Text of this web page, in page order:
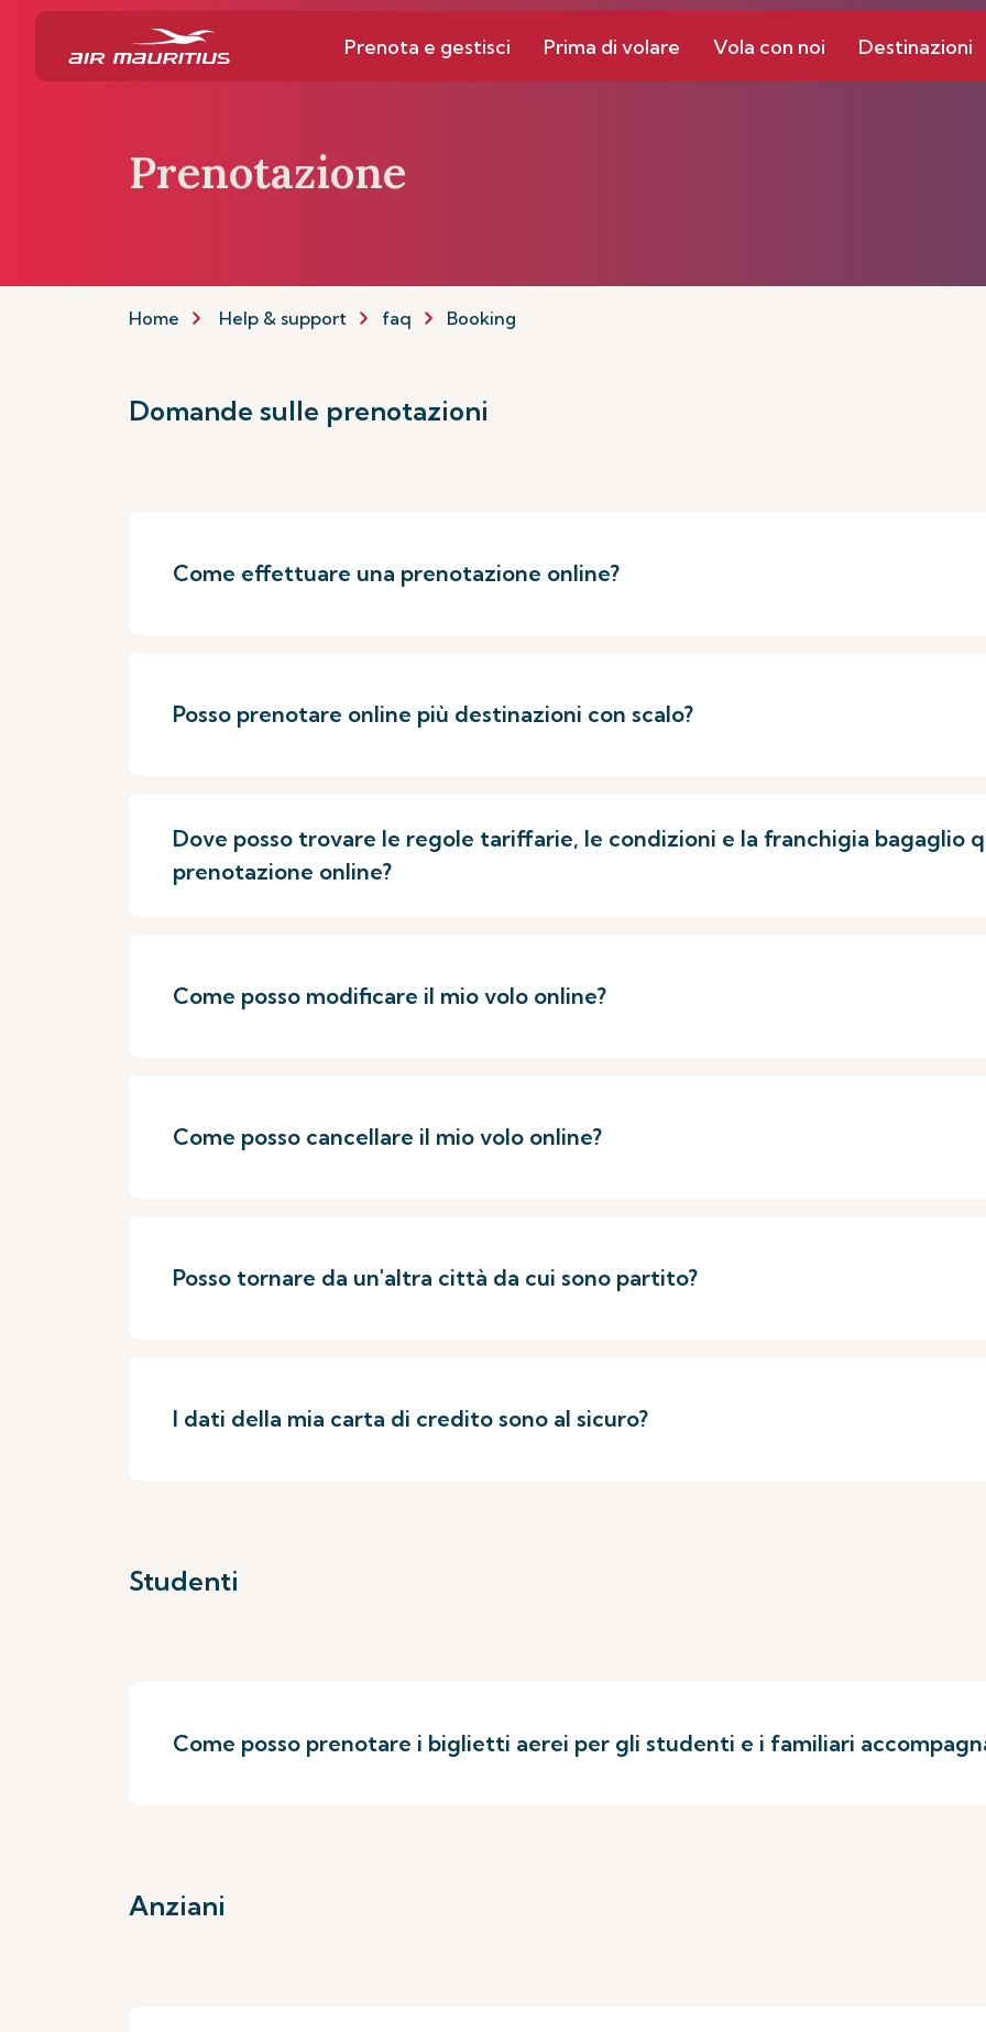
Prenota e gestisci Prima di volare Vola con noi Destinazioni
Prenotazione
Home Help & support faq Booking
Domande sulle prenotazioni
Come effettuare una prenotazione online?
Posso prenotare online più destinazioni con scalo?
Dove posso trovare le regole tariffarie, le condizioni e la franchigia bagaglio
prenotazione online?
Come posso modificare il mio volo online?
Come posso cancellare il mio volo online?
Posso tornare da un'altra città da cui sono partito?
I dati della mia carta di credito sono al sicuro?
Studenti
Come posso prenotare i biglietti aerei per gli studenti e i familiari
Anziani